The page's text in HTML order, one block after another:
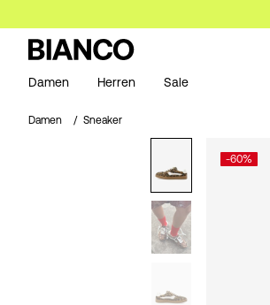
Damen Herren Sale
Damen Sneaker
-60%